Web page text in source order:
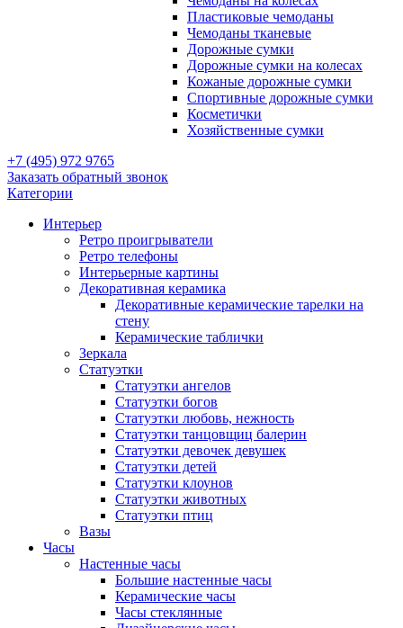
Пластиковые чемоданы
Чемоданы тканевые
Дорожные сумки
Дорожные сумки на колесах
Кожаные дорожные сумки
Спортивные дорожные сумки
Косметички
Хозяйственные сумки
+7 (495) 972 9765
Заказать обратный звонок
Категории
Интерьер
Ретро проигрыватели
Ретро телефоны
Интерьерные картины
Декоративная керамика
Декоративные керамические тарелки на
стену
Керамические таблички
Зеркала
Статуэтки
Статуэтки ангелов
Статуэтки богов
Статуэтки любовь, нежность
Статуэтки танцовщиц балерин
Статуэтки девочек девушек
Статуэтки детей
Статуэтки клоунов
Статуэтки животных
Статуэтки птиц
Вазы
Часы
Настенные часы
Большие настенные часы
Керамические часы
Часы стеклянные